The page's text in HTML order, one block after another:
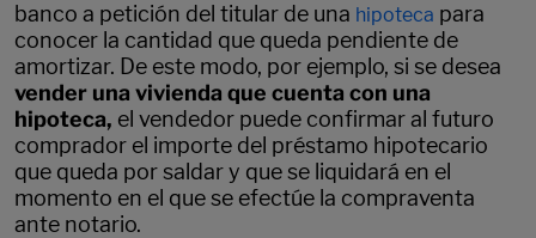
banco a petición del titular de una hipoteca para
conocer la cantidad que queda pendiente de
amortizar. De este modo, por ejemplo, si se desea
vender una vivienda que cuenta con una
hipoteca, el vendedor puede confirmar al futuro
comprador el importe del préstamo hipotecario
que queda por saldar y que se liquidará en el
momento en el que se efectúe la compraventa
ante notario.